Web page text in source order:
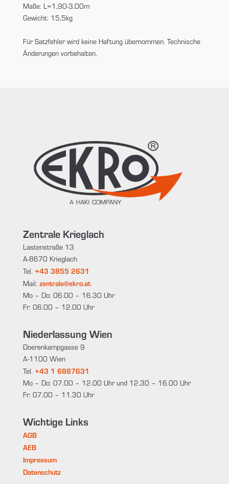
Maße: L=1,90-3,00m
Gewicht: 15,5kg
Für Satzfehler wird keine Haftung übernommen. Technische
Änderungen vorbehalten.
Zentrale Krieglach
Lastenstraße 13
A-8670 Krieglach
Tel. +43 3855 2631
Mail: zentrale@ekro.at
Mo – Do: 06.00 – 16.30 Uhr
Fr: 06.00 – 12.00 Uhr
Niederlassung Wien
Doerenkampgasse 9
A-1100 Wien
Tel. +43 1 6887631
Mo – Do: 07.00 – 12.00 Uhr und 12.30 – 16.00 Uhr
Fr: 07.00 – 11.30 Uhr
Wichtige Links
AGB
AEB
Impressum
Datenschutz